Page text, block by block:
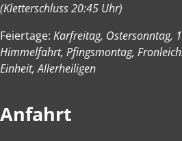
(Kletterschluss 20:45 Uhr)
Feiertage: Karfreitag, Ostersonntag,
Himmelfahrt, Pfingsmontag,
Einheit, Allerheiligen
Anfahrt